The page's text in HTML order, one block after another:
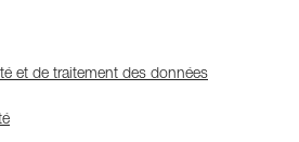
et de traitement des données